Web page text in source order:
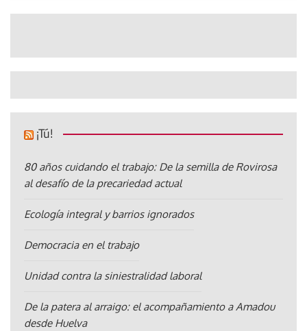
¡Tú!
80 años cuidando el trabajo: De la semilla de Rovirosa
al desafío de la precariedad actual
Ecología integral y barrios ignorados
Democracia en el trabajo
Unidad contra la siniestralidad laboral
De la patera al arraigo: el acompañamiento a Amadou
desde Huelva